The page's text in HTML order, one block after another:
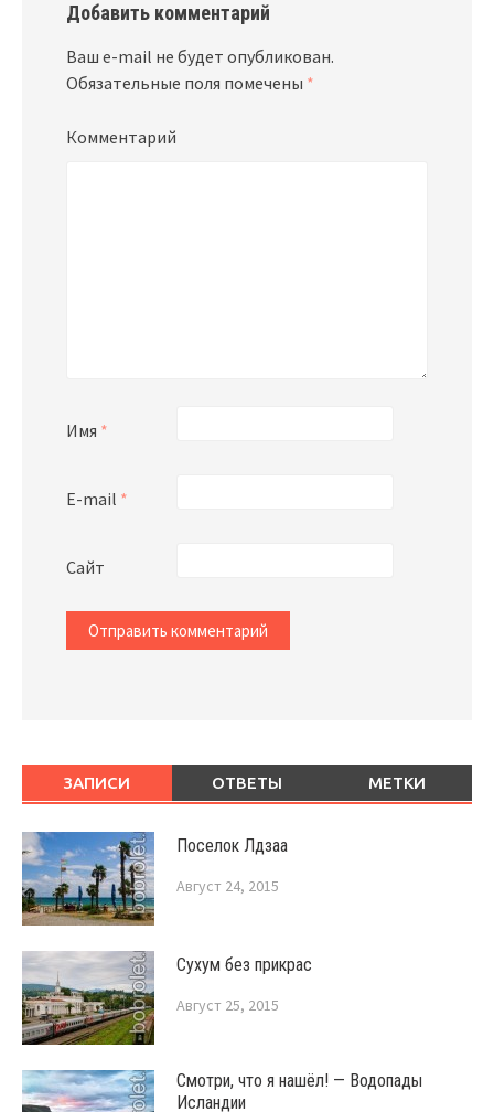
Добавить комментарий
Ваш e-mail не будет опубликован.
Обязательные поля помечены *
Комментарий
Имя *
E-mail *
Сайт
ЗАПИСИ ОТВЕТЫ МЕТКИ
Поселок Лдзаа
Август 24, 2015
Сухум без прикрас
Август 25, 2015
Смотри, что я нашёл! — Водопады
Исландии